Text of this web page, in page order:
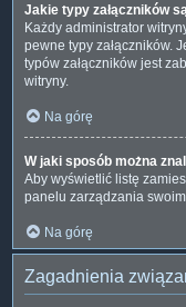
Jakie typy załączników
Każdy administrator
pewne typy załączników.
typów załączników jest
witryny.
Na górę
W jaki sposób można
Aby wyświetlić listę
panelu zarządzania
Na górę
Zagadnienia